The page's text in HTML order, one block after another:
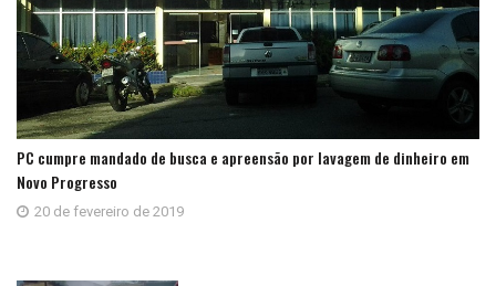
PC cumpre mandado de busca e apreensão por lavagem de dinheiro em
Novo Progresso
20 de fevereiro de 2019